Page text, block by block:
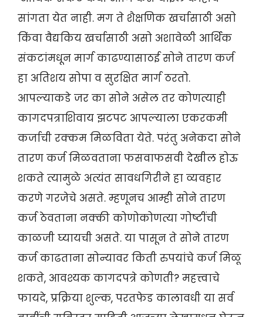
सांगता येत नाही. मग ते शैक्षणिक खर्चासाठी असो
किंवा वैद्यकिय खर्चासाठी असो अशावेळी आर्थिक
संकटांमधून मार्ग काढण्यासाठई सोने तारण कर्ज
हा अतिशय सोपा व सुरक्षित मार्ग ठरतो.
आपल्याकडे जर का सोने असेल तर कोणत्याही
कागदपत्राशिवाय झटपट आपल्याला एकरकमी
कर्जाची रक्कम मिळविता येते. परंतु अनेकदा सोने
तारण कर्ज मिळवताना फसवाफसवी देखील होऊ
शकते त्यामुळे अत्यंत सावधगिरीने हा व्यवहार
करणे गरजेचे असते. म्हणूनच आम्ही सोने तारण
कर्ज ठेवताना नक्की कोणोकोणत्या गोष्टींची
काळजी घ्यायची असते. या पासून ते सोने तारण
कर्ज काढताना सोन्यावर किती रुपयांचे कर्ज मिळू
शकते, आवश्यक कागदपत्रे कोणती? महत्त्वाचे
फायदे, प्रक्रिया शुल्क, परतफेड कालावधी या सर्व